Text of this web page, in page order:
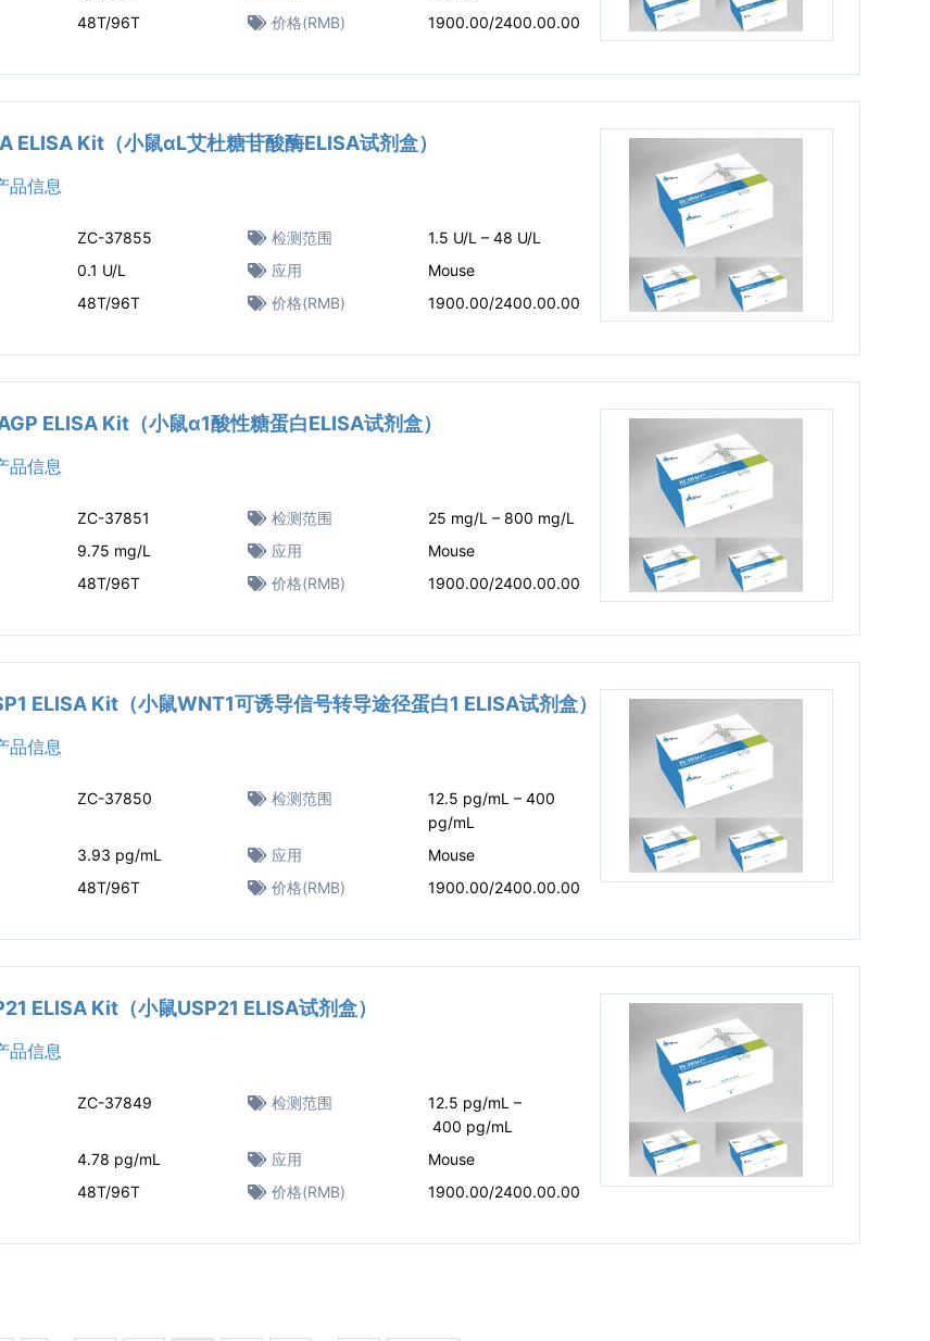
48T/96T 价格(RMB) 1900.00/2400.00.00
ELISA Kit（小鼠αL艾杜糖苷酸酶ELISA试剂盒）
品信息
ZC-37855 检测范围
1.5 U/L – 48 U/L
0.1 U/L 应用
Mouse
48T/96T 价格(RMB) 1900.00/2400.00.00
ELISA Kit（小鼠α1酸性糖蛋白ELISA试剂盒）
品信息
ZC-37851 检测范围
25 mg/L – 800 mg/L
9.75 mg/L 应用
Mouse
48T/96T 价格(RMB) 1900.00/2400.00.00
ELISA Kit（小鼠WNT1可诱导信号转导途径蛋白1 ELISA试剂盒）
品信息
ZC-37850 检测范围
12.5 pg/mL – 400
pg/mL
3.93 pg/mL 应用
Mouse
48T/96T 价格(RMB) 1900.00/2400.00.00
ELISA Kit（小鼠USP21 ELISA试剂盒）
品信息
ZC-37849 检测范围
12.5 pg/mL –
400 pg/mL
4.78 pg/mL 应用
Mouse
48T/96T 价格(RMB) 1900.00/2400.00.00